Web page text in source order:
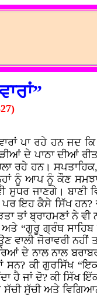
ਪਾ ਰਹੇ ਹਨ ਜਦ ਕਿ
ਦੇ ਪਾਠਾ ਦੀਆਂ
ਰਹੇ ਹਨ।
ਨੂੰ ਆਪ ਨੂੰ ਕੌਣ
ਜਾਣਗੇ। ਬਾਣੀ
ਇਹ ਕੈਸੇ ਸਿੱਖ ਹਨ?
ਤਾਂ ਬ੍ਰਾਹਮਣਾਂ ਨੇ
“ਗੁਰੂ ਗ੍ਰੰਥ
ਜੋਰਾਵਰੀ
ਨਾਲ ਨਾਲ
ਕੀ ਗੁਰਸਿੱਖ
ਹੈ ਜਾਂ ਦੋ? ਕੀ ਸਿੱਖ
ਸੱਚੀ ਸੁੱਚੀ ਅਤੇ